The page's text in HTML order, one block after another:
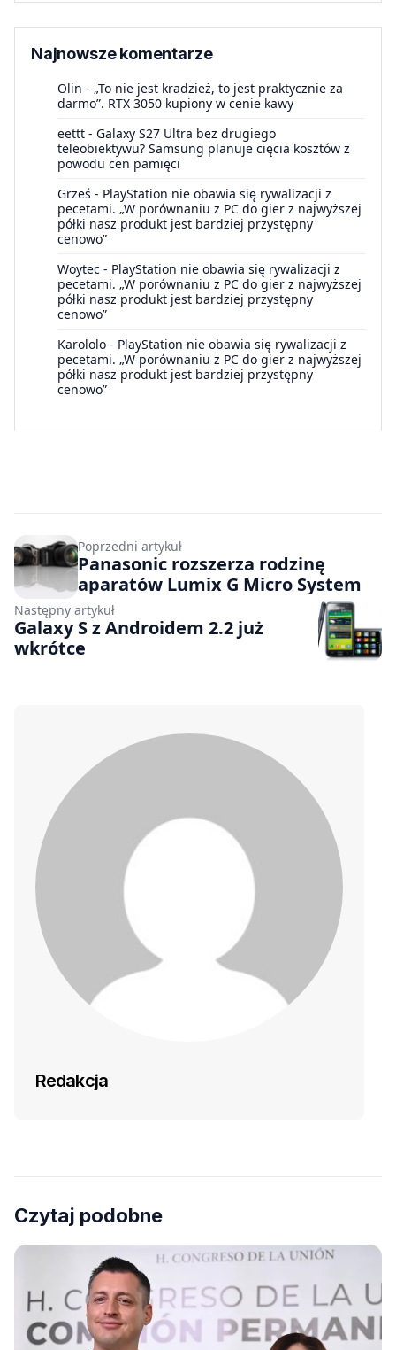
Najnowsze komentarze
Olin - „To nie jest kradzież, to jest praktycznie za
darmo”. RTX 3050 kupiony w cenie kawy
eettt - Galaxy S27 Ultra bez drugiego
teleobiektywu? Samsung planuje cięcia kosztów z
powodu cen pamięci
Grześ - PlayStation nie obawia się rywalizacji z
pecetami. „W porównaniu z PC do gier z najwyższej
półki nasz produkt jest bardziej przystępny
cenowo”
Woytec - PlayStation nie obawia się rywalizacji z
pecetami. „W porównaniu z PC do gier z najwyższej
półki nasz produkt jest bardziej przystępny
cenowo”
Karololo - PlayStation nie obawia się rywalizacji z
pecetami. „W porównaniu z PC do gier z najwyższej
półki nasz produkt jest bardziej przystępny
cenowo”
Poprzedni artykuł
Panasonic rozszerza rodzinę
aparatów Lumix G Micro System
Następny artykuł
Galaxy S z Androidem 2.2 już
wkrótce
Redakcja
Czytaj podobne